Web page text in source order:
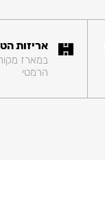
אריזות
במארז
הרמטי